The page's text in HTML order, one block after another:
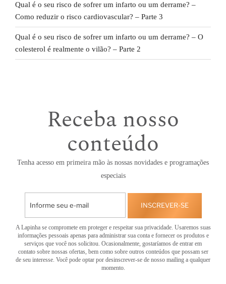
Qual é o seu risco de sofrer um infarto ou um derrame? –
Como reduzir o risco cardiovascular? – Parte 3
Qual é o seu risco de sofrer um infarto ou um derrame? – O
colesterol é realmente o vilão? – Parte 2
Receba nosso
conteúdo
Tenha acesso em primeira mão às nossas novidades e programações
especiais
INSCREVER-SE
A Lapinha se compromete em proteger e respeitar sua privacidade. Usaremos suas
informações pessoais apenas para administrar sua conta e fornecer os produtos e
serviços que você nos solicitou. Ocasionalmente, gostaríamos de entrar em
contato sobre nossas ofertas, bem como sobre outros conteúdos que possam ser
de seu interesse. Você pode optar por desinscrever-se de nosso mailing a qualquer
momento.